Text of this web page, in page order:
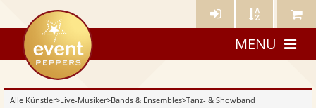
Künstler- Künstler Meine
eventpeppers
MENU
Alle Künstler>Live-Musiker>Bands & Ensembles>Tanz- & Showband